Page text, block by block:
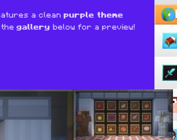
a clean purple theme
the gallery below for a preview!